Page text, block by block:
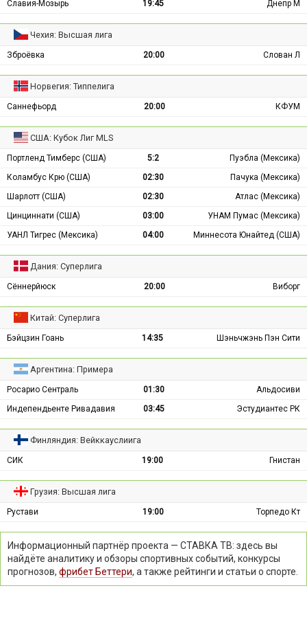
Славия-Мозырь
19:45 Днепр М
Чехия: Высшая лига
Зброёвка 20:00 Слован Л
Норвегия: Типпелига
Саннефьорд 20:00 КФУМ
США: Кубок Лиг MLS
Портленд Тимберс (США) 5:2
Пуэбла (Мексика)
Коламбус Крю (США)
02:30
Пачука (Мексика)
Шарлотт (США)
02:30
Атлас (Мексика)
Цинциннати (США)
03:00
УНАМ Пумас (Мексика)
УАНЛ Тигрес (Мексика)
04:00 Миннесота Юнайтед (США)
Дания: Суперлига
Сённерйюск 20:00 Виборг
Китай: Суперлига
Бэйцзин Гоань 14:35 Шэньчжэнь Пэн Сити
Аргентина: Примера
Росарио Сентраль 01:30
Альдосиви
Индепендьенте Ривадавия
03:45 Эстудиантес РК
Финляндия: Вейккауслиига
СИК 19:00 Гнистан
Грузия: Высшая лига
Рустави 19:00 Торпедо Кт
Информационный партнёр проекта — СТАВКА ТВ: здесь вы
найдёте аналитику и обзоры спортивных событий, конкурсы
прогнозов, фрибет Беттери, а также рейтинги и статьи о спорте.